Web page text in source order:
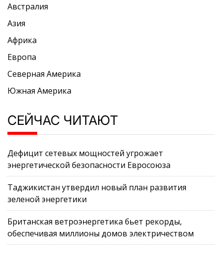
Австралия
Азия
Африка
Европа
Северная Америка
Южная Америка
СЕЙЧАС ЧИТАЮТ
Дефицит сетевых мощностей угрожает
энергетической безопасности Евросоюза
Таджикистан утвердил новый план развития
зеленой энергетики
Британская ветроэнергетика бьет рекорды,
обеспечивая миллионы домов электричеством